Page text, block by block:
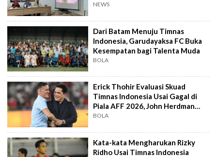
NEWS
Dari Batam Menuju Timnas
Indonesia, Garudayaksa FC Buka
Kesempatan bagi Talenta Muda
BOLA
Erick Thohir Evaluasi Skuad
Timnas Indonesia Usai Gagal di
Piala AFF 2026, John Herdman
Out?
BOLA
Kata-kata Mengharukan Rizky
Ridho Usai Timnas Indonesia